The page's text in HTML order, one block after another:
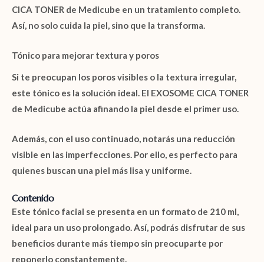
CICA TONER de Medicube en un tratamiento completo.
Así, no solo cuida la piel, sino que la transforma.
Tónico para mejorar textura y poros
Si te preocupan los poros visibles o la textura irregular,
este tónico es la solución ideal. El EXOSOME CICA TONER
de Medicube actúa afinando la piel desde el primer uso.
Además, con el uso continuado, notarás una reducción
visible en las imperfecciones. Por ello, es perfecto para
quienes buscan una piel más lisa y uniforme.
Contenido
Este tónico facial se presenta en un formato de 210 ml,
ideal para un uso prolongado. Así, podrás disfrutar de sus
beneficios durante más tiempo sin preocuparte por
reponerlo constantemente.